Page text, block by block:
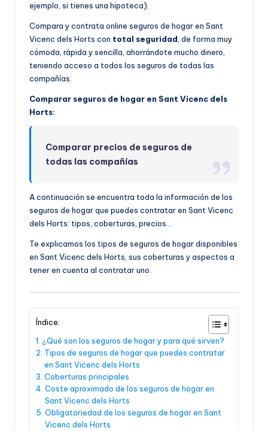
ejemplo, si tienes una hipoteca).
Compara y contrata online seguros de hogar en Sant
Vicenc dels Horts con total seguridad, de forma muy
cómoda, rápida y sencilla, ahorrándote mucho dinero,
teniendo acceso a todos los seguros de todas las
compañías.
Comparar seguros de hogar en Sant Vicenc dels
Horts:
Comparar precios de seguros de
todas las compañías
A continuación se encuentra toda la información de los
seguros de hogar que puedes contratar en Sant Vicenc
dels Horts: tipos, coberturas, precios…
Te explicamos los tipos de seguros de hogar disponibles
en Sant Vicenc dels Horts, sus coberturas y aspectos a
tener en cuenta al contratar uno.
Índice:
¿Qué son los seguros de hogar y para qué sirven?
Tipos de seguros de hogar que puedes contratar
en Sant Vicenc dels Horts
Coberturas principales
Coste aproximado de los seguros de hogar en
Sant Vicenc dels Horts
Obligatoriedad de los seguros de hogar en Sant
Vicenc dels Horts